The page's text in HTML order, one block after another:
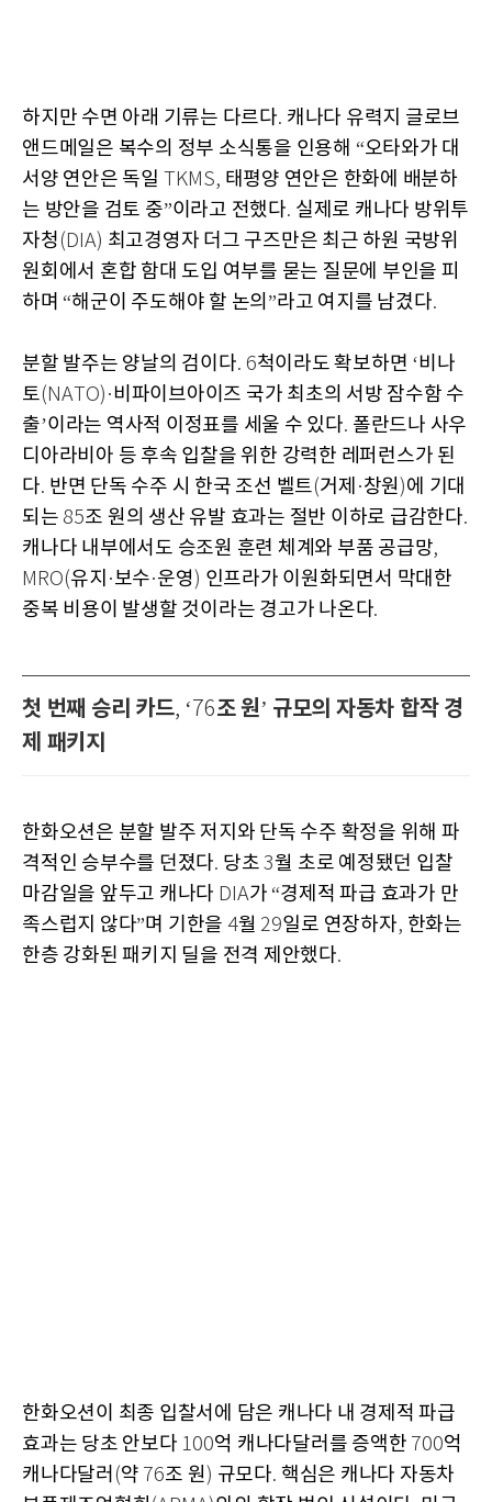
하지만 수면 아래 기류는 다르다. 캐나다 유력지 글로브
앤드메일은 복수의 정부 소식통을 인용해 “오타와가 대
서양 연안은 독일 TKMS, 태평양 연안은 한화에 배분하
는 방안을 검토 중”이라고 전했다. 실제로 캐나다 방위투
자청 (DIA) 최고경영자 더그 구즈만은 최근 하원 국방위
원회에서 혼합 함대 도입 여부를 묻는 질문에 부인을 피
하며 “해군이 주도해야 할 논의 ”라고 여지를 남겼다.
분할 발주는 양날의 검이다. 6척이라도 확보하면 ‘비나
토(NATO)·비파이브아이즈 국가 최초의 서방 잠수함 수
출’이라는 역사적 이정표를 세울 수 있다. 폴란드나 사우
디아라비아 등 후속 입찰을 위한 강력한 레퍼런스가 된
다. 반면 단독 수주 시 한국 조선 벨트(거제 ·창원 )에 기대
되는 85조 원의 생산 유발 효과는 절반 이하로 급감한다.
캐나다 내부에서도 승조원 훈련 체계와 부품 공급망,
MRO(유지 ·보수·운영 ) 인프라가 이원화되면서 막대한
중복 비용이 발생할 것이라는 경고가 나온다.
첫 번째 승리 카드, ‘76조 원’ 규모의 자동차 합작 경
제 패키지
한화오션은 분할 발주 저지와 단독 수주 확정을 위해 파
격적인 승부수를 던졌다. 당초3월 초로 예정됐던 입찰
마감일을 앞두고 캐나다 DIA가 “경제적 파급 효과가 만
족스럽지 않다”며 기한을 4월 29일로 연장하자, 한화는
한층 강화된 패키지 딜을 전격 제안했다.
한화오션이 최종 입찰서에 담은 캐나다 내 경제적 파급
효과는 당초 안보다 100억 캐나다달러를 증액한 700억
캐나다달러 (약 76조 원 ) 규모다. 핵심은 캐나다 자동차